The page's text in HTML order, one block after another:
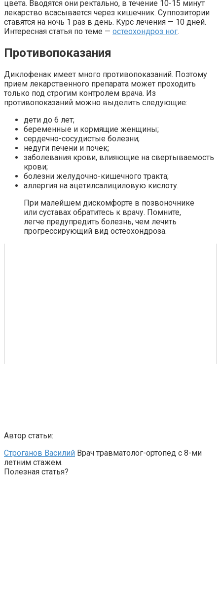
цвета. Вводятся они ректально, в течение 10-15 минут
лекарство всасывается через кишечник. Суппозитории
ставятся на ночь 1 раз в день. Курс лечения — 10 дней.
Интересная статья по теме — остеохондроз ног.
Противопоказания
Диклофенак имеет много противопоказаний. Поэтому
прием лекарственного препарата может проходить
только под строгим контролем врача. Из
противопоказаний можно выделить следующие:
дети до 6 лет;
беременные и кормящие женщины;
сердечно-сосудистые болезни;
недуги печени и почек;
заболевания крови, влияющие на свертываемость
крови;
болезни желудочно-кишечного тракта;
аллергия на ацетилсалициловую кислоту.
При малейшем дискомфорте в позвоночнике
или суставах обратитесь к врачу. Помните,
легче предупредить болезнь, чем лечить
прогрессирующий вид остеохондроза.
Автор статьи:
Строганов Василий Врач травматолог-ортопед с 8-ми
летним стажем.
Полезная статья?